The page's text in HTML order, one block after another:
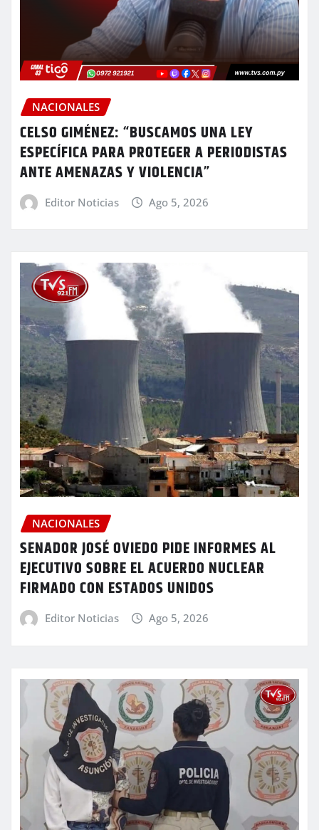
NACIONALES
CELSO GIMÉNEZ: “BUSCAMOS UNA LEY
ESPECÍFICA PARA PROTEGER A PERIODISTAS
ANTE AMENAZAS Y VIOLENCIA”
Editor Noticias Ago 5, 2026
NACIONALES
SENADOR JOSÉ OVIEDO PIDE INFORMES AL
EJECUTIVO SOBRE EL ACUERDO NUCLEAR
FIRMADO CON ESTADOS UNIDOS
Editor Noticias Ago 5, 2026